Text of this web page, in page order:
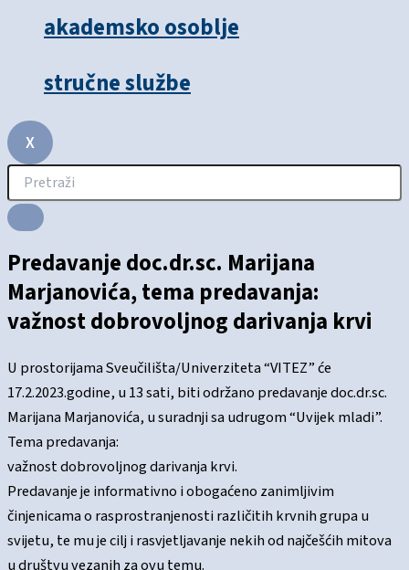
akademsko osoblje
stručne službe
X
Predavanje doc.dr.sc. Marijana
Marjanovića, tema predavanja:
važnost dobrovoljnog darivanja krvi
U prostorijama Sveučilišta/Univerziteta “VITEZ” će
17.2.2023.godine, u 13 sati, biti održano predavanje doc.dr.sc.
Marijana Marjanovića, u suradnji sa udrugom “Uvijek mladi”.
Tema predavanja:
važnost dobrovoljnog darivanja krvi.
Predavanje je informativno i obogaćeno zanimljivim
činjenicama o rasprostranjenosti različitih krvnih grupa u
svijetu, te mu je cilj i rasvjetljavanje nekih od najčešćih mitova
u društvu vezanih za ovu temu.